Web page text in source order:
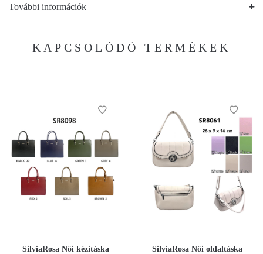
További információk
KAPCSOLÓDÓ TERMÉKEK
SilviaRosa Női kézitáska
SilviaRosa Női oldaltáska